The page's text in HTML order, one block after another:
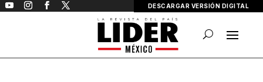
DESCARGAR VERSIÓN DIGITAL